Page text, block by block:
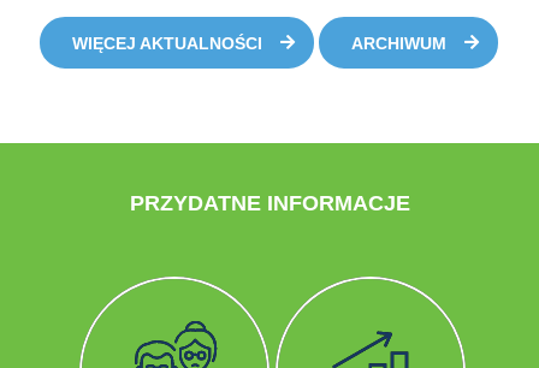
WIĘCEJ AKTUALNOŚCI ARCHIWUM
PRZYDATNE INFORMACJE